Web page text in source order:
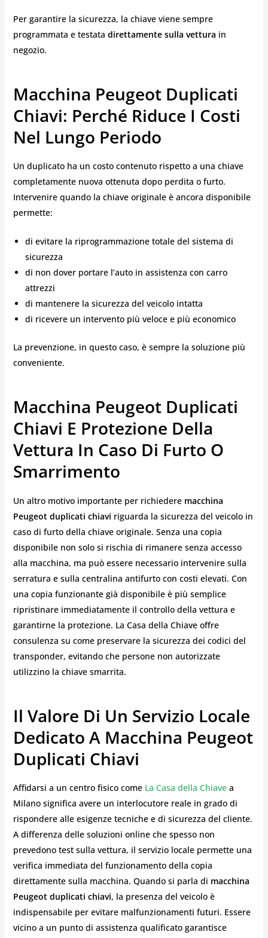
Per garantire la sicurezza, la chiave viene sempre
programmata e testata direttamente sulla vettura in
negozio.
Macchina Peugeot Duplicati
Chiavi: Perché Riduce I Costi
Nel Lungo Periodo
Un duplicato ha un costo contenuto rispetto a una chiave
completamente nuova ottenuta dopo perdita o furto.
Intervenire quando la chiave originale è ancora disponibile
permette:
di evitare la riprogrammazione totale del sistema di
sicurezza
di non dover portare l’auto in assistenza con carro
attrezzi
di mantenere la sicurezza del veicolo intatta
di ricevere un intervento più veloce e più economico
La prevenzione, in questo caso, è sempre la soluzione più
conveniente.
Macchina Peugeot Duplicati
Chiavi E Protezione Della
Vettura In Caso Di Furto O
Smarrimento
Un altro motivo importante per richiedere macchina
Peugeot duplicati chiavi riguarda la sicurezza del veicolo in
caso di furto della chiave originale. Senza una copia
disponibile non solo si rischia di rimanere senza accesso
alla macchina, ma può essere necessario intervenire sulla
serratura e sulla centralina antifurto con costi elevati. Con
una copia funzionante già disponibile è più semplice
ripristinare immediatamente il controllo della vettura e
garantirne la protezione. La Casa della Chiave offre
consulenza su come preservare la sicurezza dei codici del
transponder, evitando che persone non autorizzate
utilizzino la chiave smarrita.
Il Valore Di Un Servizio Locale
Dedicato A Macchina Peugeot
Duplicati Chiavi
Affidarsi a un centro fisico come La Casa della Chiave a
Milano significa avere un interlocutore reale in grado di
rispondere alle esigenze tecniche e di sicurezza del cliente.
A differenza delle soluzioni online che spesso non
prevedono test sulla vettura, il servizio locale permette una
verifica immediata del funzionamento della copia
direttamente sulla macchina. Quando si parla di macchina
Peugeot duplicati chiavi, la presenza del veicolo è
indispensabile per evitare malfunzionamenti futuri. Essere
vicino a un punto di assistenza qualificato garantisce